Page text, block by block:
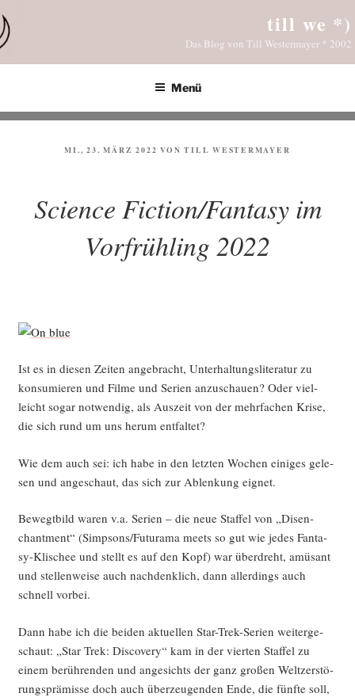
Inhalt
springen
till we *)
Das Blog von Till Westermayer * 2002
Menü
VERÖFFENTLICHT
MI., 23. MÄRZ 2022 VONTILL WESTERMAYER
Science Fiction/Fantasy im
Vorfrühling 2022
Ist es in die­sen Zei­ten ange­bracht, Unter­hal­tungs­li­te­ra­tur zu
kon­su­mie­ren und Fil­me und Seri­en anzu­schau­en? Oder viel­
leicht sogar not­wen­dig, als Aus­zeit von der mehr­fa­chen Kri­se,
die sich rund um uns her­um entfaltet?
Wie dem auch sei: ich habe in den letz­ten Wochen eini­ges gele­
sen und ange­schaut, das sich zur Ablen­kung eignet.
Bewegt­bild waren v.a. Seri­en – die neue Staf­fel von „Disen­
chant­ment“ (Simpsons/Futurama meets so gut wie jedes Fan­ta­
sy-Kli­schee und stellt es auf den Kopf) war über­dreht, amü­sant
und stel­len­wei­se auch nach­denk­lich, dann aller­dings auch
schnell vorbei.
Dann habe ich die bei­den aktu­el­len Star-Trek-Seri­en wei­ter­ge­
schaut: „Star Trek: Dis­co­very“ kam in der vier­ten Staf­fel zu
einem berüh­ren­den und ange­sichts der ganz gro­ßen Welt­zer­stö­
rungs­prä­mis­se doch auch über­zeu­gen­den Ende, die fünf­te soll,